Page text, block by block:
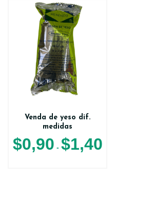
Venda de yeso dif.
medidas
$0,90 - $1,40